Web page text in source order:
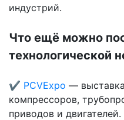
индустрий.
Что ещё можно
технологической
✔ PCVExpo —
компрессоров,
приводов и двигателей.